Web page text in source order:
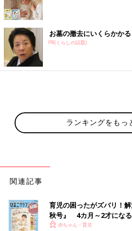
お墓の撤去にいくらかか
PR(くらしの話題)
ランキングをもっ
関連記事
育児の困ったがズバリ！
秋号』 4カ月～2才にな
いっぱい！
赤ちゃん・育児